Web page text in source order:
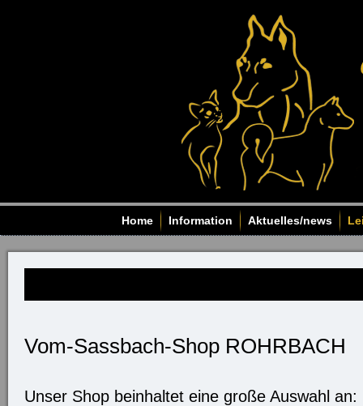
Home Information Aktuelles/news
Vom-Sassbach-Shop ROHRBACH
Unser Shop beinhaltet eine große Auswahl an: